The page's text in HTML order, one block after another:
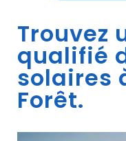
Trouvez
qualifié
solaires
Forêt.